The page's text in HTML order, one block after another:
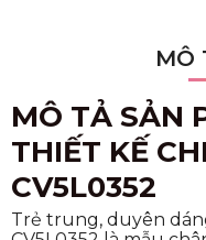
MÔ
MÔ TẢ SẢN
THIẾT KẾ
CV5L0352
Trẻ trung, duyên